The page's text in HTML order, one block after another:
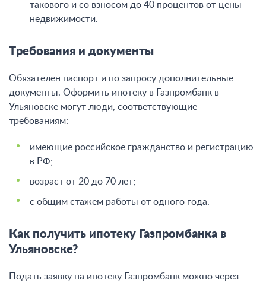
такового и со взносом до 40 процентов от цены
недвижимости.
Требования и документы
Обязателен паспорт и по запросу дополнительные
документы. Оформить ипотеку в Газпромбанк в
Ульяновске могут люди, соответствующие
требованиям:
имеющие российское гражданство и регистрацию
в РФ;
возраст от 20 до 70 лет;
с общим стажем работы от одного года.
Как получить ипотеку Газпромбанка в
Ульяновске?
Подать заявку на ипотеку Газпромбанк можно через